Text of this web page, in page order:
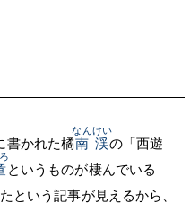
書かれた橘南渓
なんけい
の「西遊
というものが棲んでいる
という記事が見えるから、